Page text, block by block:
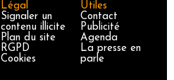
Légal
Signaler un
contenu illicite
Plan du site
RGPD
Cookies
Utiles
Contact
Publicité
Agenda
La presse en
parle